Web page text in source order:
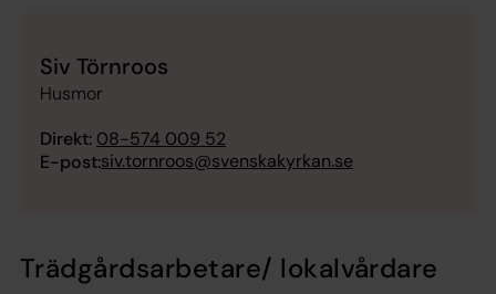
Siv Törnroos
Husmor
Direkt: 08-574 009 52
E-post:siv.tornroos@svenskakyrkan.se
Trädgårdsarbetare/ lokalvårdare